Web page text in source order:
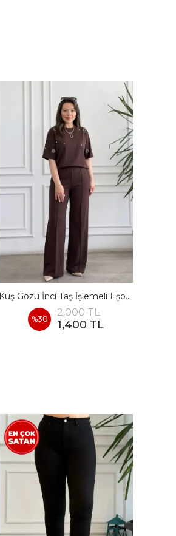
Kuş Gözü İnci Taş İşlemeli Eşofman Takımı - KAHVERENGI
%30
2,000 TL
1,400 TL